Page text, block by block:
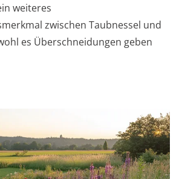
weiteres
zwischen Taubnessel und
es Überschneidungen geben